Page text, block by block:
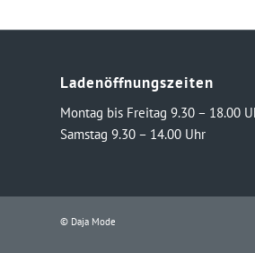
Ladenöffnungszeiten
Montag bis Freitag 9.30 – 18.00
Samstag 9.30 – 14.00 Uhr
© Daja Mode